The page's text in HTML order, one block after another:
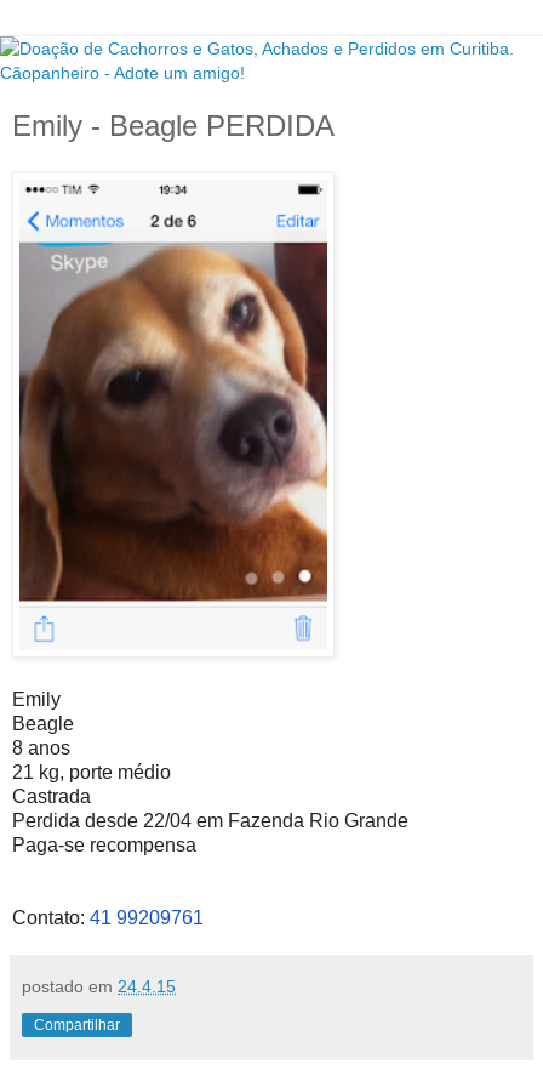
Emily - Beagle PERDIDA
Emily
Beagle
8 anos
21 kg, porte médio
Castrada
Perdida desde 22/04 em Fazenda Rio Grande
Paga-se recompensa
Contato: 41 99209761
postado em 24.4.15
Compartilhar